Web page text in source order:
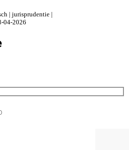
| jurisprudentie |
04-2026